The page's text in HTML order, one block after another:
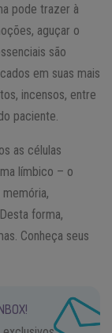
pode trazer à
aguçar o
são
em suas mais
incensos, entre
paciente.
as células
límbico – o
forma,
Conheça seus